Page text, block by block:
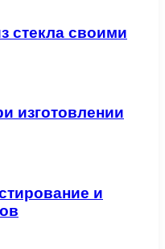
стекла своими
изготовлении
и